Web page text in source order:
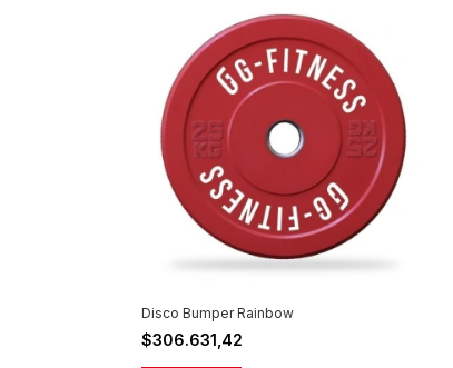
Disco Bumper Rainbow
$306.631,42